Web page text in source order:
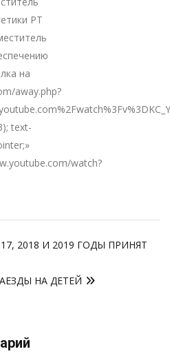
РТ
на
away.php?
text-
watch?
2018 И 2019 ГОДЫ ПРИНЯТ
НА ДЕТЕЙ